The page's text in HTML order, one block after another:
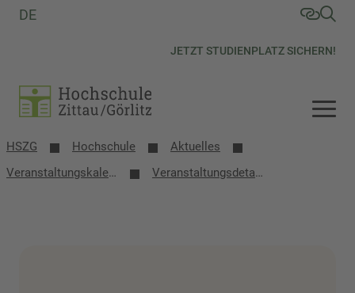
JETZT STUDIENPLATZ SICHERN!
DE
HSZG Hochschule
Aktuelles
Veranstaltungs­kalender
Veranstaltungsdetails